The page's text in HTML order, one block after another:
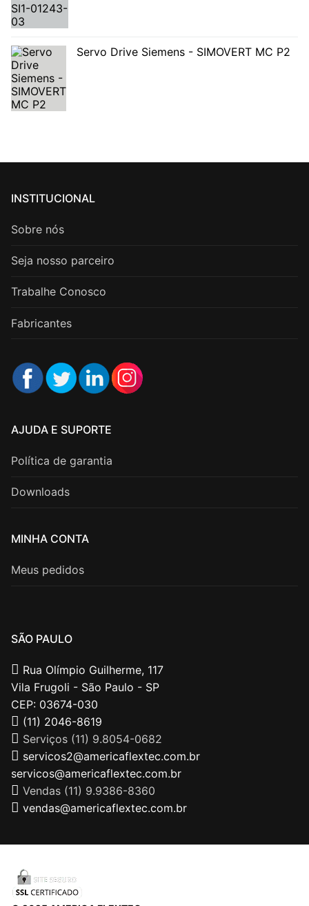
Servo Drive Siemens - SIMOVERT MC P2
INSTITUCIONAL
Sobre nós
Seja nosso parceiro
Trabalhe Conosco
Fabricantes
AJUDA E SUPORTE
Política de garantia
Downloads
MINHA CONTA
Meus pedidos
SÃO PAULO
Rua Olímpio Guilherme, 117
Vila Frugoli - São Paulo - SP
CEP: 03674-030
(11) 2046-8619
Serviços (11) 9.8054-0682
servicos2@americaflextec.com.br
servicos@americaflextec.com.br
Vendas (11) 9.9386-8360
vendas@americaflextec.com.br